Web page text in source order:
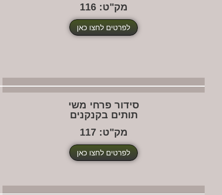
מק"ט: 116
לפרטים לחצו כאן
סידור פרחי משי
תותים בקנקנים
מק"ט: 117
לפרטים לחצו כאן